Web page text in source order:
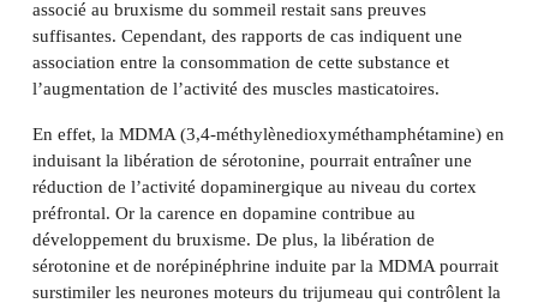
associé au bruxisme du sommeil restait sans preuves
suffisantes. Cependant, des rapports de cas indiquent une
association entre la consommation de cette substance et
l’augmentation de l’activité des muscles masticatoires.
En effet, la MDMA (3,4-méthylènedioxyméthamphétamine) en
induisant la libération de sérotonine, pourrait entraîner une
réduction de l’activité dopaminergique au niveau du cortex
préfrontal. Or la carence en dopamine contribue au
développement du bruxisme. De plus, la libération de
sérotonine et de norépinéphrine induite par la MDMA pourrait
surstimiler les neurones moteurs du trijumeau qui contrôlent la